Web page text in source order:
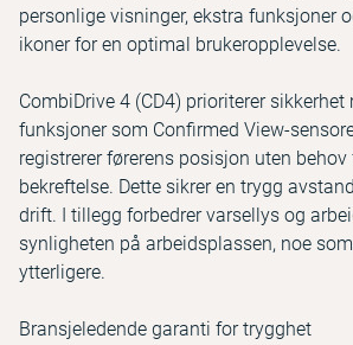
personlige visninger, ekstra funksjoner
ikoner for en optimal brukeropplevelse.
CombiDrive 4 (CD4) prioriterer sikkerhet
funksjoner som Confirmed View-
registrerer førerens posisjon uten
bekreftelse. Dette sikrer en trygg
drift. I tillegg forbedrer varsellys og
synligheten på arbeidsplassen, noe
ytterligere.
Bransjeledende garanti for trygghet